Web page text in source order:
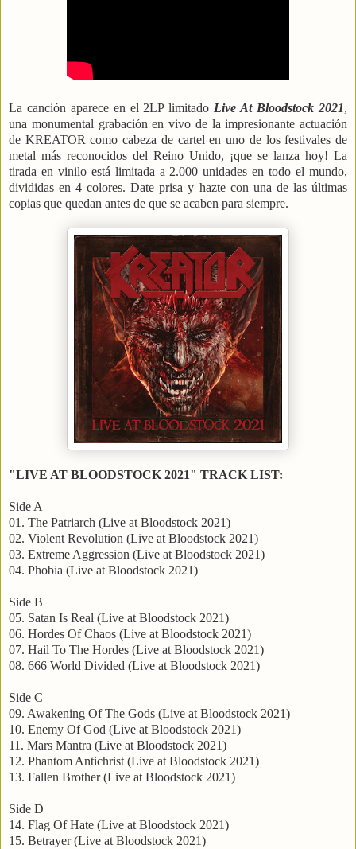
La canción aparece en el 2LP limitado Live At Bloodstock 2021,
una monumental grabación en vivo de la impresionante actuación
de KREATOR como cabeza de cartel en uno de los festivales de
metal más reconocidos del Reino Unido, ¡que se lanza hoy! La
tirada en vinilo está limitada a 2.000 unidades en todo el mundo,
divididas en 4 colores. Date prisa y hazte con una de las últimas
copias que quedan antes de que se acaben para siempre.
"LIVE AT BLOODSTOCK 2021" TRACK LIST:
Side A
01. The Patriarch (Live at Bloodstock 2021)
02. Violent Revolution (Live at Bloodstock 2021)
03. Extreme Aggression (Live at Bloodstock 2021)
04. Phobia (Live at Bloodstock 2021)
Side B
05. Satan Is Real (Live at Bloodstock 2021)
06. Hordes Of Chaos (Live at Bloodstock 2021)
07. Hail To The Hordes (Live at Bloodstock 2021)
08. 666 World Divided (Live at Bloodstock 2021)
Side C
09. Awakening Of The Gods (Live at Bloodstock 2021)
10. Enemy Of God (Live at Bloodstock 2021)
11. Mars Mantra (Live at Bloodstock 2021)
12. Phantom Antichrist (Live at Bloodstock 2021)
13. Fallen Brother (Live at Bloodstock 2021)
Side D
14. Flag Of Hate (Live at Bloodstock 2021)
15. Betrayer (Live at Bloodstock 2021)